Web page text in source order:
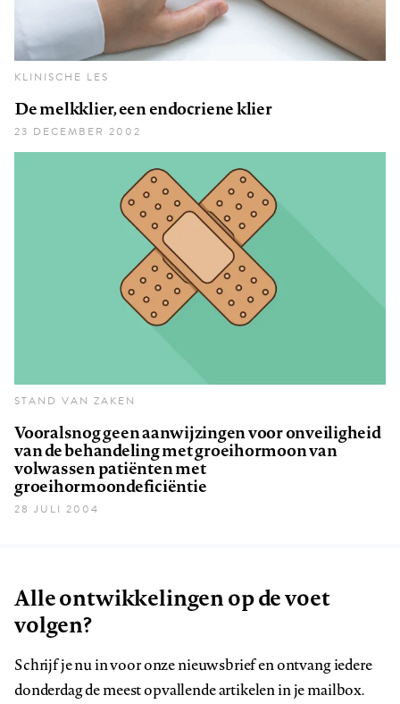
KLINISCHE LES
De melkklier, een endocriene klier
23 DECEMBER 2002
STAND VAN ZAKEN
Vooralsnog geen aanwijzingen voor onveiligheid
van de behandeling met groeihormoon van
volwassen patiënten met
groeihormoondeficiëntie
28 JULI 2004
Alle ontwikkelingen op de voet
volgen?
Schrijf je nu in voor onze nieuwsbrief en ontvang iedere
donderdag de meest opvallende artikelen in je mailbox.